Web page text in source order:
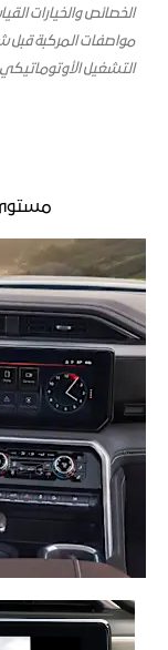
مواصفات المركبة قبل
التشغيل
مستوى